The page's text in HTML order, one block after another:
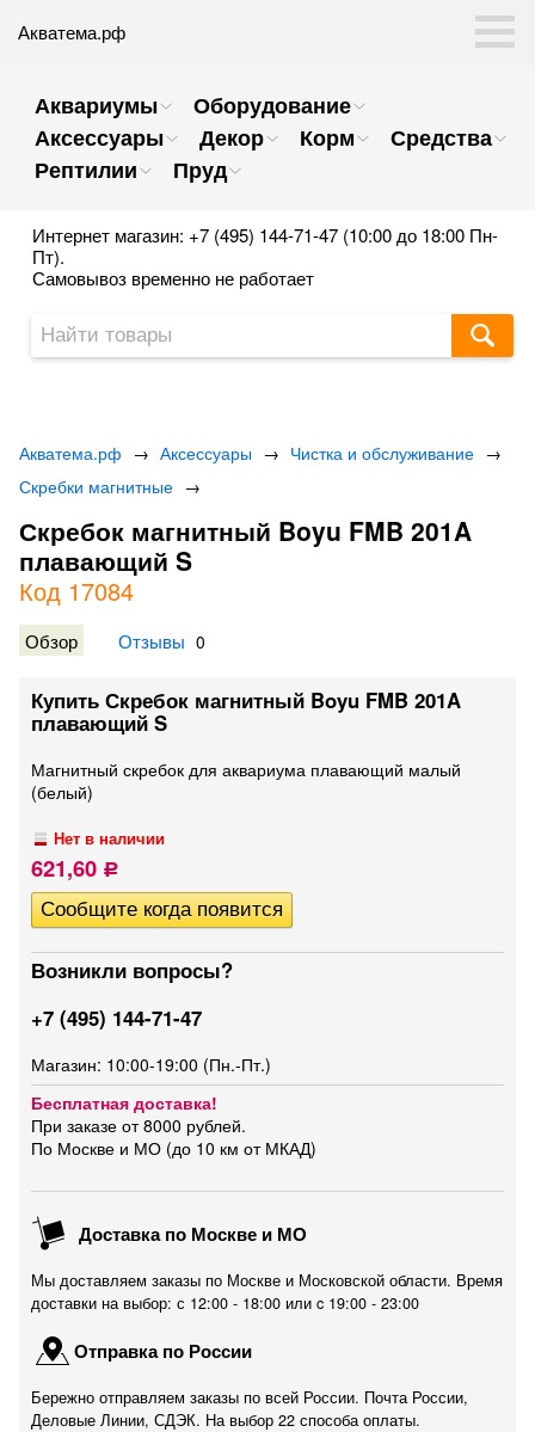
Акватема.рф
Аквариумы
Оборудование
Аксессуары
Декор Корм
Средства
Рептилии
Пруд
Интернет магазин: +7 (495) 144-71-47 (10:00 до 18:00 Пн-
Пт).
Самовывоз временно не работает
Акватема.рф → Аксессуары → Чистка и обслуживание →
Скребки магнитные →
Скребок магнитный Boyu FMB 201A
плавающий S
Код 17084
Обзор Отзывы 0
Купить Скребок магнитный Boyu FMB 201A
плавающий S
Магнитный скребок для аквариума плавающий малый
(белый)
Нет в наличии
621,60 Р
Возникли вопросы?
+7 (495) 144-71-47
Магазин: 10:00-19:00 (Пн.-Пт.)
Бесплатная доставка!
При заказе от 8000 рублей.
По Москве и МО (до 10 км от МКАД)
Доставка по Москве и МО
Мы доставляем заказы по Москве и Московской области. Время
доставки на выбор: с 12:00 - 18:00 или c 19:00 - 23:00
Отправка по России
Бережно отправляем заказы по всей России. Почта России,
Деловые Линии, СДЭК. На выбор 22 способа оплаты.